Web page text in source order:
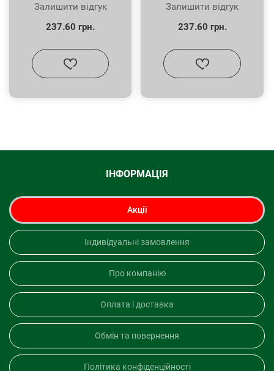
Залишити відгук
237.60 грн.
Залишити відгук
237.60 грн.
ІНФОРМАЦІЯ
Акції
Індивідуальні замовлення
Про компанію
Оплата і доставка
Обмін та повернення
Політика конфіденційності